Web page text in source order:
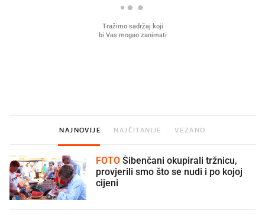
NAJNOVIJE NAJČITANIJE VEZANO
FOTO
provjerili smo što se nudi i po kojoj
cijeni